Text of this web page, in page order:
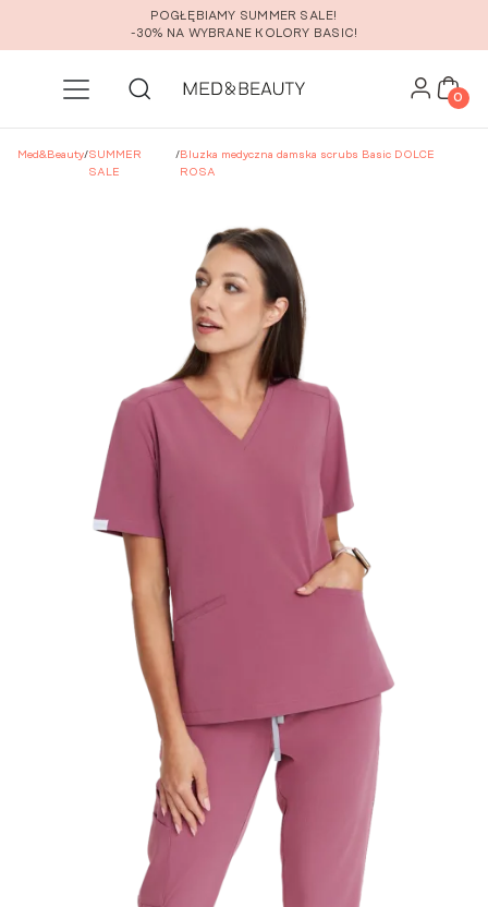
Przejdź do głównej zawartości
POGŁĘBIAMY SUMMER SALE!
-30% NA WYBRANE KOLORY BASIC!
0
Med&Beauty/SUMMER
SALE
/Bluzka medyczna damska scrubs Basic DOLCE
ROSA